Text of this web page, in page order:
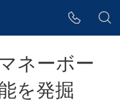
ネーボー
を発掘